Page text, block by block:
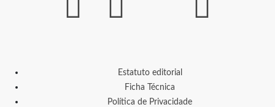
Estatuto editorial
Ficha Técnica
Política de Privacidade